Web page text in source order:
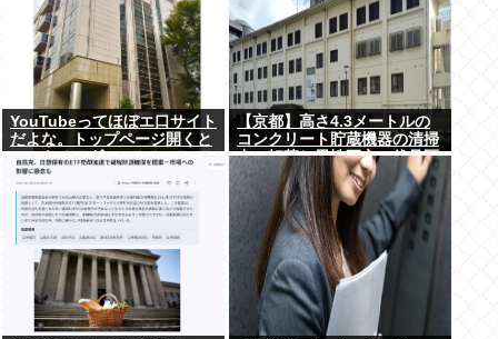
YouTubeってほぼエ口サイト
だよな。トップページ開くと
いつもチアダンスとかローア
ングルで撮影した街撮り動画
ばっか出てくるじゃん
【京都】高さ4.3メートルの
コンクリート貯蔵機器の清掃
中に転落し男性死亡、伏見区
の工場